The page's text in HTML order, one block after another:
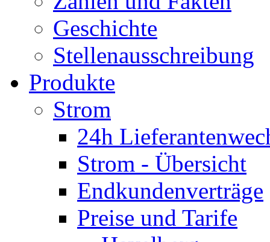
Geschichte
Stellenausschreibung
Produkte
Strom
24h
Strom - Übersicht
Endkundenverträge
Preise und Tarife